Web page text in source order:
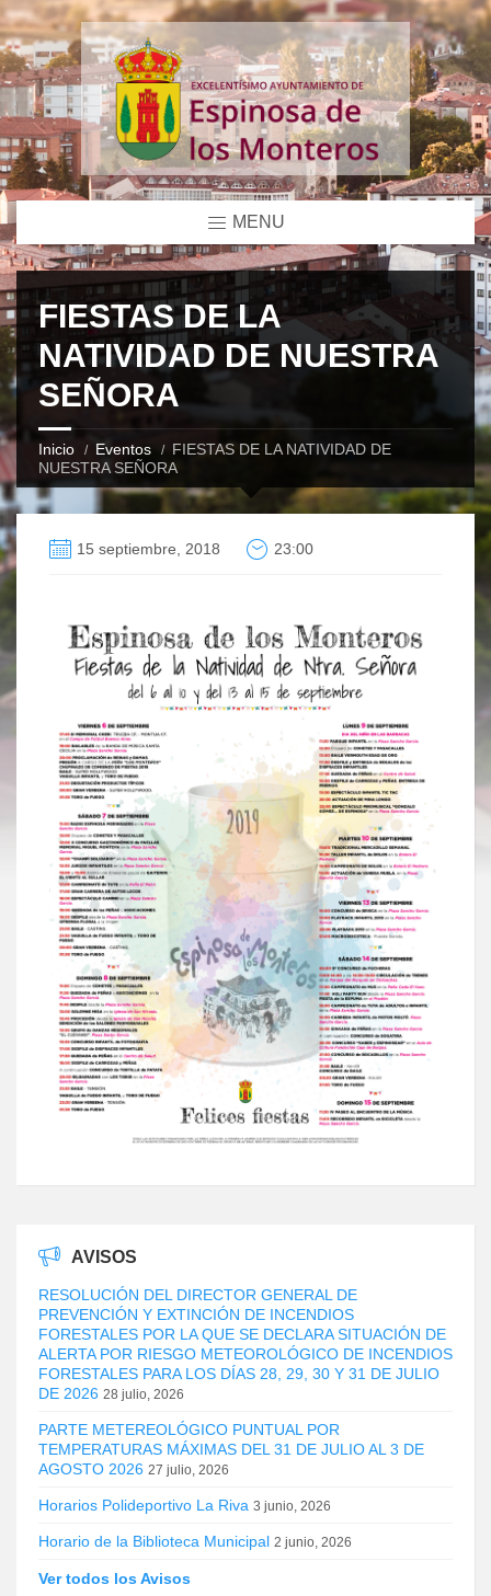
MENU
FIESTAS DE LA
NATIVIDAD DE NUESTRA
SEÑORA
Inicio Eventos
FIESTAS DE LA NATIVIDAD DE
NUESTRA SEÑORA
15 septiembre, 2018 23:00
AVISOS
RESOLUCIÓN DEL DIRECTOR GENERAL DE
PREVENCIÓN Y EXTINCIÓN DE INCENDIOS
FORESTALES POR LA QUE SE DECLARA SITUACIÓN DE
ALERTA POR RIESGO METEOROLÓGICO DE INCENDIOS
FORESTALES PARA LOS DÍAS 28, 29, 30 Y 31 DE JULIO
DE 2026 28 julio, 2026
PARTE METEREOLÓGICO PUNTUAL POR
TEMPERATURAS MÁXIMAS DEL 31 DE JULIO AL 3 DE
AGOSTO 2026 27 julio, 2026
Horarios Polideportivo La Riva 3 junio, 2026
Horario de la Biblioteca Municipal 2 junio, 2026
Ver todos los Avisos